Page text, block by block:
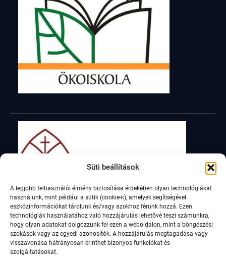
Süti beállítások
A legjobb felhasználói élmény biztosítása érdekében olyan technológiákat
használunk, mint például a sütik (cookie-k), amelyek segítségével
eszközinformációkat tárolunk és/vagy azokhoz férünk hozzá. Ezen
technológiák használatához való hozzájárulás lehetővé teszi számunkra,
hogy olyan adatokat dolgozzunk fel ezen a weboldalon, mint a böngészési
szokások vagy az egyedi azonosítók. A hozzájárulás megtagadása vagy
visszavonása hátrányosan érinthet bizonyos funkciókat és
szolgáltatásokat.